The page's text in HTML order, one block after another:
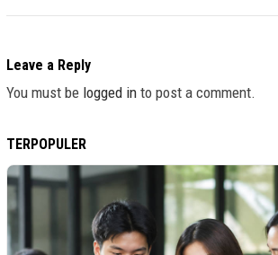
Leave a Reply
You must be logged in to post a comment.
TERPOPULER